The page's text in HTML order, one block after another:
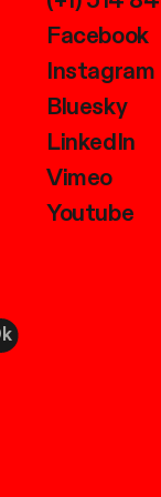
Facebook
Instagram
Bluesky
LinkedIn
Vimeo
Youtube